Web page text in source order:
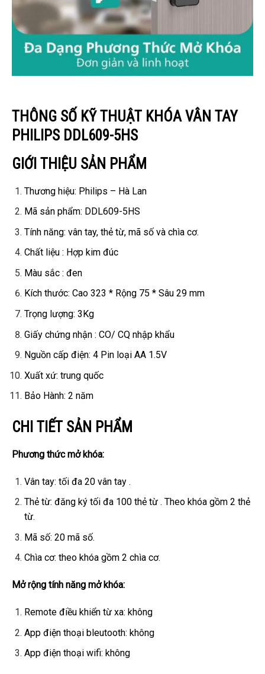
THÔNG SỐ KỸ THUẬT KHÓA VÂN TAY
PHILIPS DDL609-5HS
GIỚI THIỆU SẢN PHẨM
Thương hiệu: Philips – Hà Lan
Mã sản phẩm: DDL609-5HS
Tính năng: vân tay, thẻ từ, mã số và chìa cơ.
Chất liệu : Hợp kim đúc
Màu sắc : đen
Kích thước: Cao 323 * Rộng 75 * Sâu 29 mm
Trọng lượng: 3Kg
Giấy chứng nhận : CO/ CQ nhập khẩu
Nguồn cấp điện: 4 Pin loại AA 1.5V
Xuất xứ: trung quốc
Bảo Hành: 2 năm
CHI TIẾT SẢN PHẨM
Phương thức mở khóa:
Vân tay: tối đa 20 vân tay .
Thẻ từ: đăng ký tối đa 100 thẻ từ . Theo khóa gồm 2 thẻ
từ.
Mã số: 20 mã số.
Chìa cơ: theo khóa gồm 2 chìa cơ.
Mở rộng tính năng mở khóa:
Remote điều khiển từ xa: không
App điện thoại bleutooth: không
App điện thoại wifi: không